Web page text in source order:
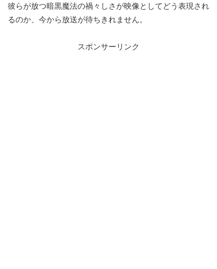
彼らが放つ暗黒魔法の禍々しさが映像としてどう表現され
るのか、今から放送が待ちきれません。
スポンサーリンク